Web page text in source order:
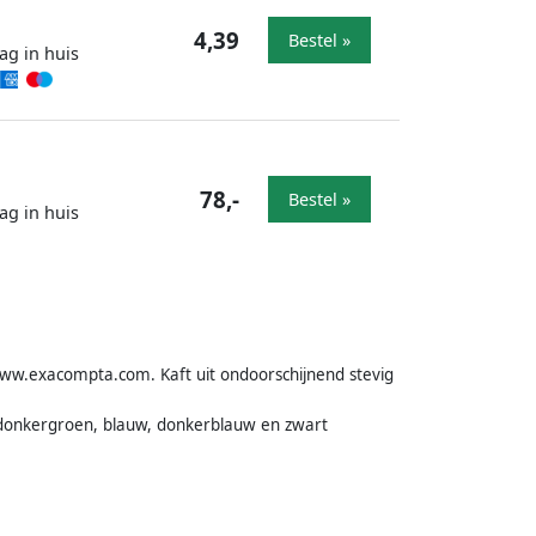
in huis 4,39 Bestel »
in huis 78,- Bestel »
Kaft uit ondoorschijnend stevig
blauw, donkerblauw en zwart